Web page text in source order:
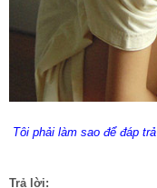
Tôi phải làm sao để đáp
Trả lời: